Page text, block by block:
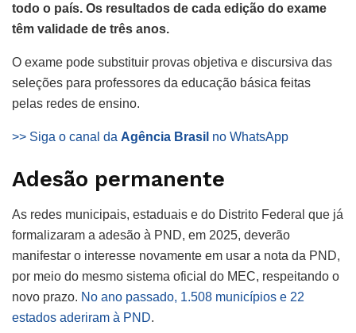
todo o país. Os resultados de cada edição do exame
têm validade de três anos.
O exame pode substituir provas objetiva e discursiva das
seleções para professores da educação básica feitas
pelas redes de ensino.
>> Siga o canal da Agência Brasil no WhatsApp
Adesão permanente
As redes municipais, estaduais e do Distrito Federal que já
formalizaram a adesão à PND, em 2025, deverão
manifestar o interesse novamente em usar a nota da PND,
por meio do mesmo sistema oficial do MEC, respeitando o
novo prazo. No ano passado, 1.508 municípios e 22
estados aderiram à PND.